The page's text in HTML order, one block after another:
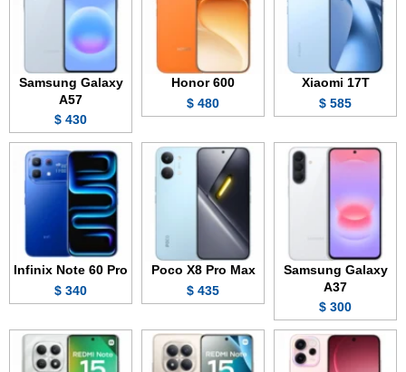
Xiaomi 17T
585 $
Honor 600
480 $
Samsung Galaxy
A57
430 $
Samsung Galaxy
A37
300 $
Poco X8 Pro Max
435 $
Infinix Note 60 Pro
340 $